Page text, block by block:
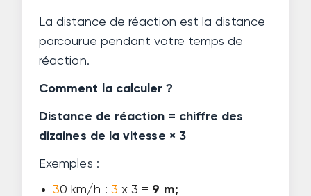
La distance de réaction est la distance
parcourue pendant votre temps de
réaction.
Comment la calculer ?
Distance de réaction = chiffre des
dizaines de la vitesse × 3
Exemples :
30 km/h : 3 x 3 = 9 m;